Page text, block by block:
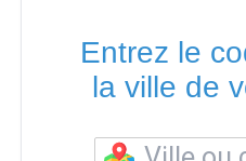
Entrez le
la ville de